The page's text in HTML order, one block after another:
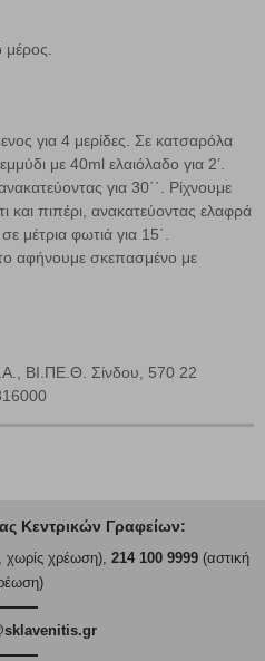
μέρος.
για 4 μερίδες. Σε κατσαρόλα
με 40ml ελαιόλαδο για 2’.
για 30΄΄. Ρίχνουμε
και πιπέρι, ανακατεύοντας ελαφρά
μέτρια φωτιά για 15΄.
αφήνουμε σκεπασμένο με
ΒΙ.ΠΕ.Θ. Σίνδου, 570 22
Κεντρικών Γραφείων:
χρέωση), 214 100 9999(αστική
όλων